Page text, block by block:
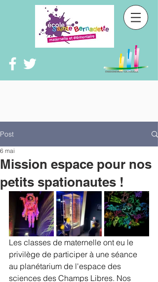
Post
Mission espace pour nos
petits spationautes !
6 mai
Les classes de maternelle ont eu le
privilège de participer à une séance
au planétarium de l'espace des
sciences des Champs Libres. Nos